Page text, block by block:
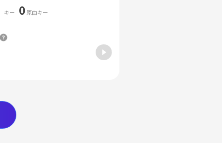
キー 0原曲キー